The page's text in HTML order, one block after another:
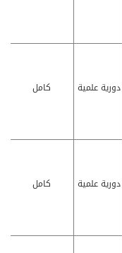
دورية علمية كامل
دورية علمية كامل